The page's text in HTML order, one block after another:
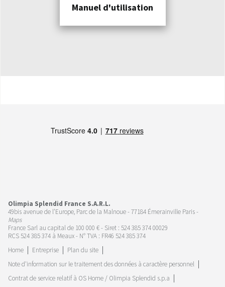
Manuel d'utilisation
Olimpia Splendid France S.A.R.L.
49bis avenue de l’Europe, Parc de la Malnoue - 77184 Émerainville Paris -
Maps
France Sarl au capital de 100 000 € - Siret : 524 385 374 00029
RCS 524 385 374 à Meaux - N° TVA : FR46 524 385 374
Home
Entreprise
Plan du site
Note d'information sur le traitement des données à caractère personnel
Contrat de service relatif à OS Home / Olimpia Splendid s.p.a